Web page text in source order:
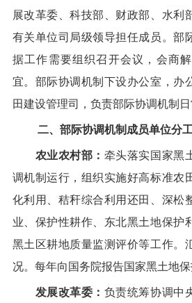
展改革委、科技部、财政部、水利
有关单位司局级领导担任成员。部
据工作需要组织召开会议，会商
宜。部际协调机制下设办公室，办
田建设管理司，负责部际协调机制日
二、部际协调机制成员单位分
农业农村部： 牵头落实国家黑
调机制运行，组织实施好高标准农
化利用、秸秆综合利用还田、深松
业、保护性耕作、东北黑土地保护
黑土区耕地质量监测评价等工作。
况。每年向国务院报告国家黑土地保
发展改革委： 负责统筹协调中